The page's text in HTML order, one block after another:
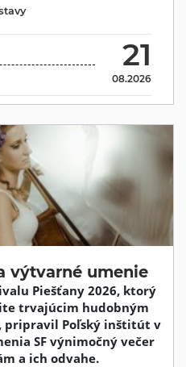
21
08.2026
výtvarné umenie
Piešťany 2026, ktorý
trvajúcim hudobným
pripravil Poľský inštitút v
SF výnimočný večer
a ich odvahe.